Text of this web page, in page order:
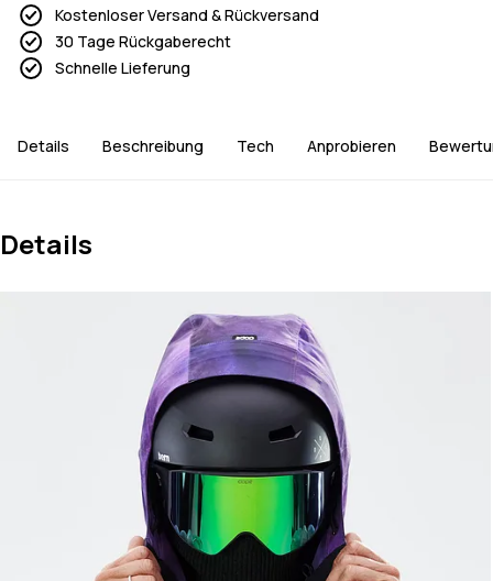
Kostenloser Versand & Rückversand
30 Tage Rückgaberecht
Schnelle Lieferung
Details Beschreibung Tech Anprobieren
Details